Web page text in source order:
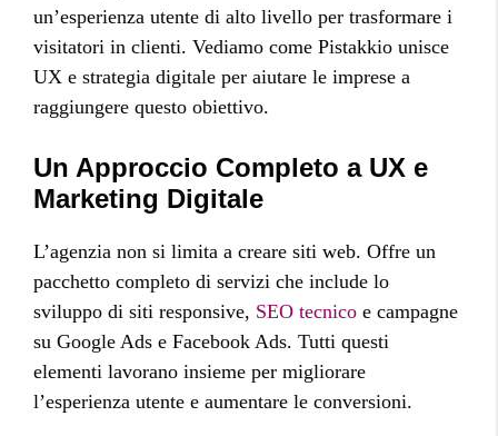
un’esperienza utente di alto livello per trasformare i
visitatori in clienti. Vediamo come Pistakkio unisce
UX e strategia digitale per aiutare le imprese a
raggiungere questo obiettivo.
Un Approccio Completo a UX e
Marketing Digitale
L’agenzia non si limita a creare siti web. Offre un
pacchetto completo di servizi che include lo
sviluppo di siti responsive, SEO tecnico e campagne
su Google Ads e Facebook Ads. Tutti questi
elementi lavorano insieme per migliorare
l’esperienza utente e aumentare le conversioni.